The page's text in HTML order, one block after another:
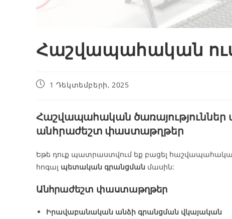
Հաշվապահական
1 Դեկտեմբերի, 2025
Հաշվապահական ծառայություններ
անհրաժեշտ փաստաթղթեր
Եթե դուք պատրաստվում եք բացել
հոգալ պետական գրանցման մասին:
Անհրաժեշտ փաստաթղթեր
Իրավաբանական անձի գրանցման վկայական